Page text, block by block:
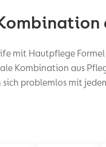
mit Hautpflege
Kombination aus
sich problemlos mit